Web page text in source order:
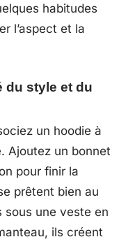
habitudes
l’aspect et la
du style et du
un hoodie à
Ajoutez un bonnet
pour finir la
prêtent bien au
sous une veste en
ils créent